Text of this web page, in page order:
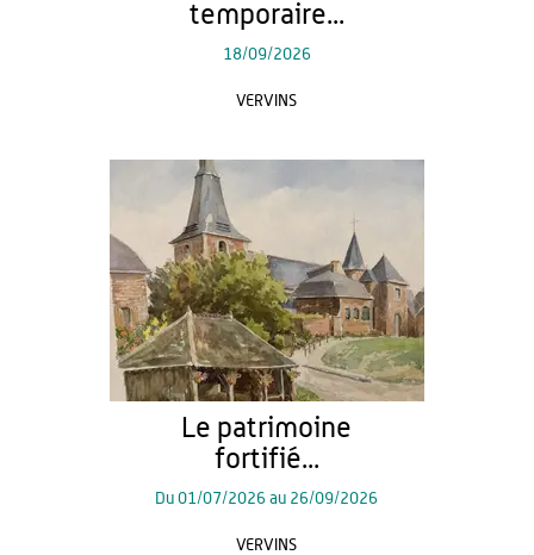
temporaire...
18/09/2026
VERVINS
Le patrimoine
fortifié...
Du01/07/2026 au 26/09/2026
VERVINS